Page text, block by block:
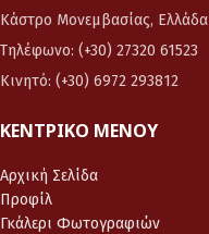
Κάστρο Μονεμβασίας, Ελλάδα
Τηλέφωνο: (+30) 27320 61523
Κινητό: (+30) 6972 293812
ΚΕΝΤΡΙΚΌ ΜΕΝΟΎ
Αρχική Σελίδα
Προφίλ
Γκάλερι Φωτογραφιών